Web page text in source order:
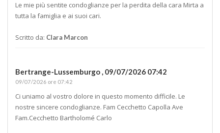
Le mie più sentite condoglianze per la perdita della cara Mirta a
tutta la famiglia e ai suoi cari.
Scritto da: Clara Marcon
Bertrange-Lussemburgo , 09/07/2026 07:42
09/07/2026 ore 07:42
Ci uniamo al vostro dolore in questo momento difficile. Le
nostre sincere condoglianze. Fam Cecchetto Capolla Ave
Fam.Cecchetto Bartholomé Carlo